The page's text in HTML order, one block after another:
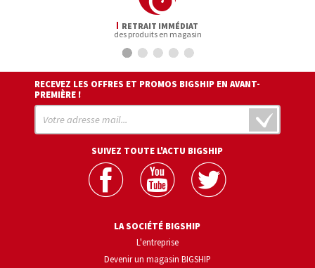
RETRAIT IMMÉDIAT
des produits en magasin
RECEVEZ LES OFFRES ET PROMOS BIGSHIP EN AVANT-
PREMIÈRE !
SUIVEZ TOUTE L'ACTU BIGSHIP
LA SOCIÉTÉ BIGSHIP
L'entreprise
Devenir un magasin BIGSHIP